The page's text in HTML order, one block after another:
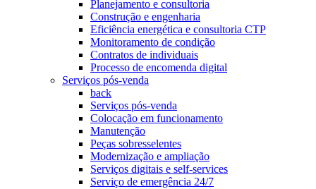
Planejamento e consultoria
Construção e engenharia
Eficiência energética e consultoria CTP
Monitoramento de condição
Contratos de individuais
Processo de encomenda digital
Serviços pós-venda
back
Serviços pós-venda
Colocação em funcionamento
Manutenção
Peças sobresselentes
Modernização e ampliação
Serviços digitais e self-services
Serviço de emergência 24/7